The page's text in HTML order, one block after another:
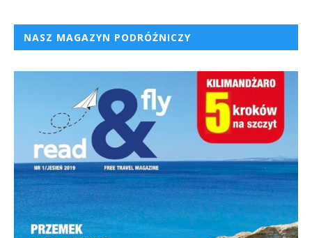
NASZ MAGAZYN PODRÓŻNICZY